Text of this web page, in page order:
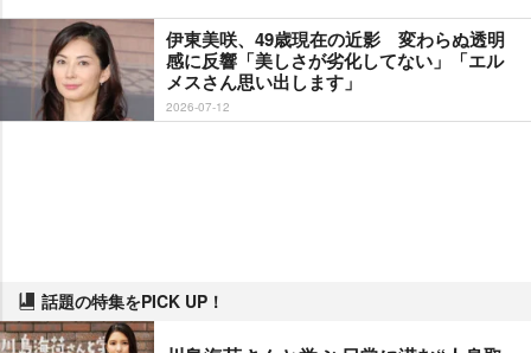
伊東美咲、49歳現在の近影 変わらぬ透明
感に反響「美しさが劣化してない」「エル
メスさん思い出します」
2026-07-12
話題の特集をPICK UP！